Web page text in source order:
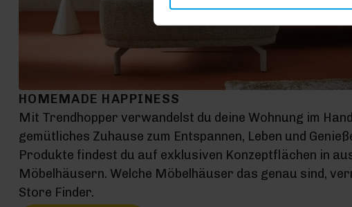
HOMEMADE HAPPINESS
Mit Trendhopper verwandelst du deine Wohnung im
gemütliches Zuhause zum Entspannen, Leben und
Produkte findest du auf exklusiven Konzeptflächen in
Möbelhäusern. Welche Möbelhäuser das genau sind,
Store Finder.